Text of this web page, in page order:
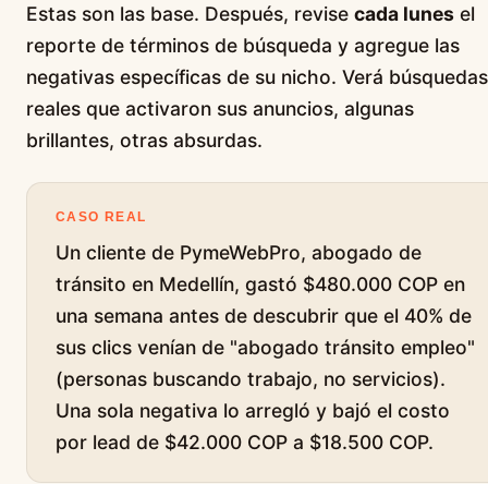
Estas son las base. Después, revise cada lunes el
reporte de términos de búsqueda y agregue las
negativas específicas de su nicho. Verá búsquedas
reales que activaron sus anuncios, algunas
brillantes, otras absurdas.
CASO REAL
Un cliente de PymeWebPro, abogado de
tránsito en Medellín, gastó $480.000 COP en
una semana antes de descubrir que el 40% de
sus clics venían de "abogado tránsito empleo"
(personas buscando trabajo, no servicios).
Una sola negativa lo arregló y bajó el costo
por lead de $42.000 COP a $18.500 COP.